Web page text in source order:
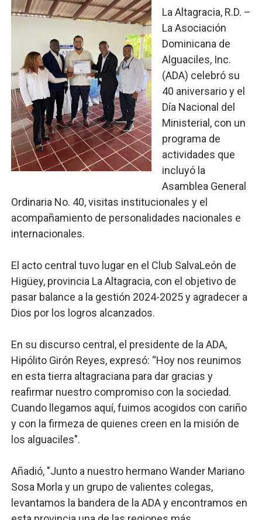
Roberto Ángel Salcedo anuncia festival cultural para
Roberto Ángel Salcedo anuncia festival cultural para
Respuesta oportuna de Propeep permite a familia de
Juramentan a Angelina Biviana Riveiro como nueva
DIGEIG y Liga Municipal Dominicana impulsan metas
Tribunal Superior Administrativo anula permisos
JCE flexibiliza renovación de cédula: adiós al orden
Restaurante Amigos es reconocido por sus cuatro
Banco Popular escala 17 posiciones en los mil
Osiris de León responde a Roberto Tineo y a Yeisy
DGPCF: 55 años sembrando desarrollo y
La Altagracia, R.D. –
La Asociación
Dominicana de
Alguaciles, Inc.
(ADA) celebró su
40 aniversario y el
Día Nacional del
Ministerial, con un
programa de
actividades que
incluyó la
Asamblea General
Ordinaria No. 40, visitas institucionales y el
acompañamiento de personalidades nacionales e
internacionales.
El acto central tuvo lugar en el Club SalvaLeón de
Higüey, provincia La Altagracia, con el objetivo de
pasar balance a la gestión 2024-2025 y agradecer a
Dios por los logros alcanzados.
En su discurso central, el presidente de la ADA,
Hipólito Girón Reyes, expresó: “Hoy nos reunimos
en esta tierra altagraciana para dar gracias y
reafirmar nuestro compromiso con la sociedad.
Cuando llegamos aquí, fuimos acogidos con cariño
y con la firmeza de quienes creen en la misión de
los alguaciles".
Añadió, "Junto a nuestro hermano Wander Mariano
Sosa Morla y un grupo de valientes colegas,
levantamos la bandera de la ADA y encontramos en